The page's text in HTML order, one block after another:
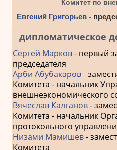
Комитет по
Евгений Григорьев-
дипломатическое
Сергей Марков- первый
председателя
Арби Абубакаров-
Комитета - начальник
внешнеэкономического
Вячеслав Калганов-
Комитета - начальник
протокольного
Низами Мамишев-
Комитета